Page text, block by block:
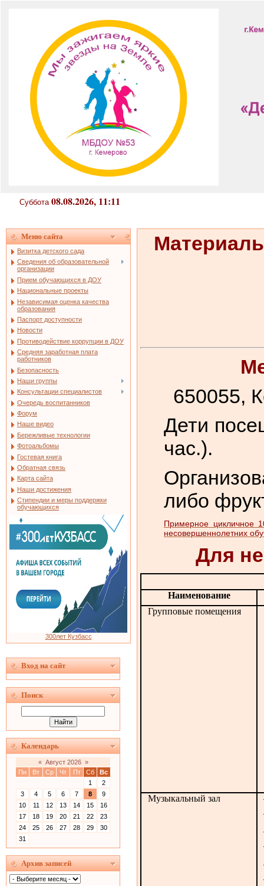
Суббота 08.08.2026,
Меню сайта
Визитка детского сада
Сведения об образовательной
организации
Прием обучающихся в ДОУ
Национальные проекты
Независимая оценка качества
образования
Паспорт доступности
Новости
Противодействие коррупции в ДОУ
Средняя заработная плата
работников
Безопасность
Наши группы
Консультации специалистов
Очередь воспитанников
Форум
Наше видео
Бережливые технологии
Фотоальбомы
Гостевая книга
Обратная связь
Карта сайта
Наши достижения
Стипендии и меры поддержки
обучающихся
300лет Кузбасс
Вход на сайт
Поиск
Календарь
« Август 2026 »
Пн
Вт Ср Чт Пт Сб
Вс
1
2
3
4 5 6 7 8
9
10
11 12 13 14 15
16
17
18 19 20 21 22
23
24
25 26 27 28 29
30
31
Архив записей
650055,
Дети
час.).
либо
Примерное цикличное
несовершеннолетних
Для
Наименование
Групповые помещения
Музыкальный зал